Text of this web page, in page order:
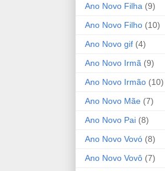
Ano Novo Filha (9)
Ano Novo Filho (10)
Ano Novo gif (4)
Ano Novo Irmã (9)
Ano Novo Irmão (10)
Ano Novo Mãe (7)
Ano Novo Pai (8)
Ano Novo Vovó (8)
Ano Novo Vovô (7)